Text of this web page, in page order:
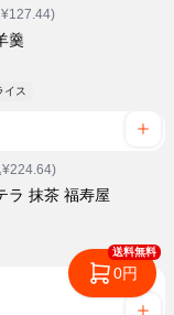
羹
イス
¥224.64)
ラ 抹茶 福寿屋
送料無料
0円